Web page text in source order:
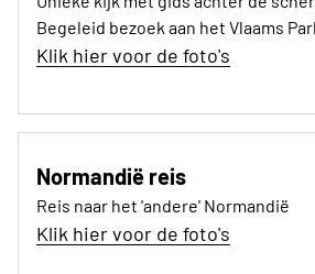
Begeleid bezoek aan het Vlaams
Klik hier voor de foto's
Normandië reis
Reis naar het 'andere' Normandië
Klik hier voor de foto's